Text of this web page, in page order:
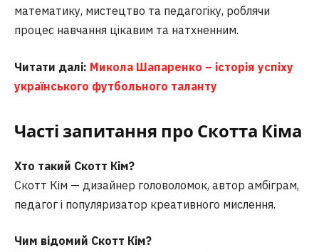
математику, мистецтво та педагогіку, роблячи
процес навчання цікавим та натхненним.
Читати далі: Микола Шапаренко – історія успіху
українського футбольного таланту
Часті запитання про Скотта Кіма
Хто такий Скотт Кім?
Скотт Кім — дизайнер головоломок, автор амбіграм,
педагог і популяризатор креативного мислення.
Чим відомий Скотт Кім?